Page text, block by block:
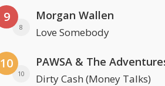
9
8
Morgan Wallen
Love Somebody
10
10 Dirty Cash (Money Talks)